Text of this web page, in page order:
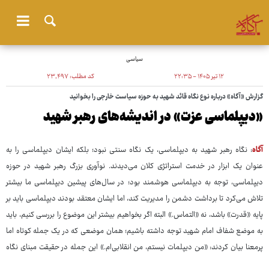
سیاسی
۱۲ تیر ۱۴۰۵ - ۲۲:۳۵ کد مطلب:۲۳٬۴۹۷
گزارش «آگاه» درباره نوع نگاه قائد شهید به حوزه سیاست خارجی را بخوانید
«دیپلماسی عزت» در اندیشه‌های رهبر شهید
آگاه: نگاه رهبر شهید به دیپلماسی، یک نگاه سنتی نبود؛ بلکه ایشان دیپلماسی را به
عنوان یک ابزار در خدمت استراتژی کلان می‌دیدند. نوآوری بزرگ رهبر شهید در حوزه
دیپلماسی، توجه به دیپلماسی هوشمند بود؛ در سال‌های پیشین دیپلماسی ما بیشتر
تلاش می‌کرد تا برداشت دشمن را مدیریت کند، اما ایشان معتقد بودند دیپلماسی باید بر
پایه «قدرت» باشد، نه «التماس.» البته اگر بخواهیم بیشتر این موضوع را بررسی کنیم، باید
به موضع شفاف امام شهید توجه داشته باشیم؛ همان موضعی که در یک جمله کوتاه اما
پرمعنا بیان کردند: «من دیپلمات نیستم، من انقلابی‌ام.» این جمله در حقیقت مبنای نگاه